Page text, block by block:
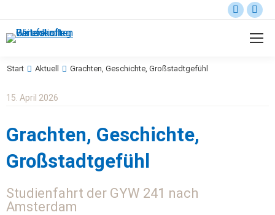
Sie befinden sich hier:
Start Aktuell Grachten, Geschichte, Großstadtgefühl
15. April 2026
Grachten, Geschichte,
Großstadtgefühl
Studienfahrt der GYW 241 nach
Amsterdam